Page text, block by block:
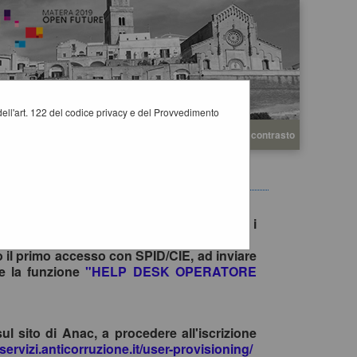
Alto contrasto
122 del codice privacy e del Provvedimento
è consentito esclusivamente tramite i
primo accesso con SPID/CIE, ad inviare
la funzione"HELP DESK OPERATORE
sito di Anac, a procedere all'iscrizione
user-provisioning/